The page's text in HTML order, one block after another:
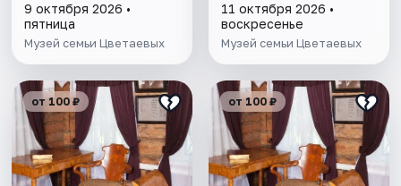
9 октября 2026 •
пятница
Музей семьи Цветаевых
11 октября 2026 •
воскресенье
Музей семьи Цветаевых
от 100 ₽ от 100 ₽